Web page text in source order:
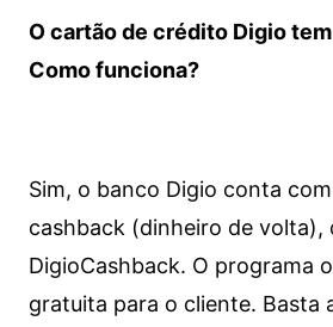
O cartão de crédito Digio
Como funciona?
Sim, o banco Digio conta
cashback (dinheiro de volta),
DigioCashback. O programa
gratuita para o cliente. Basta